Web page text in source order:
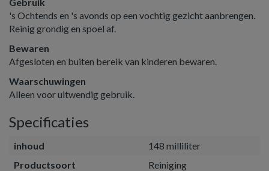
's Ochtends en 's avonds op een vochtig gezicht aanbrengen.
Reinig grondig en spoel af.
Bewaren
Afgesloten en buiten bereik van kinderen bewaren.
Waarschuwingen
Alleen voor uitwendig gebruik.
Specificaties
inhoud
148 milliliter
Productsoort
Reiniging